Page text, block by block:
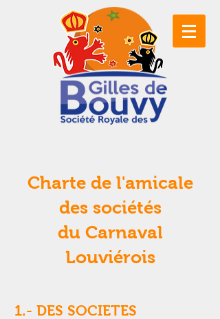
Charte de l'amicale
des sociétés
du Carnaval
Louviérois
1.- DES SOCIETES